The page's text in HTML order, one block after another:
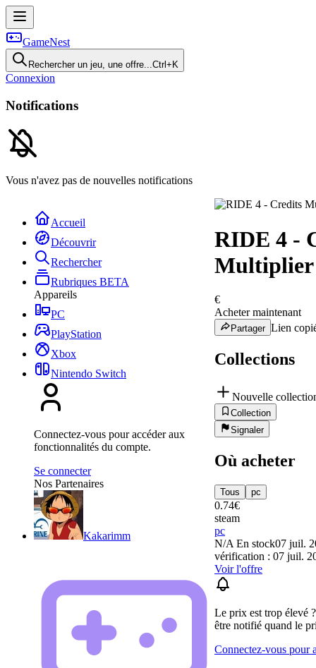
GameNest
Rechercher un jeu, une offre...Ctrl+K
Connexion
Notifications
Vous n'avez pas de nouvelles notifications
Accueil
Découvrir
Rechercher
Rubriques BETA
Appareils
PC
PlayStation
Xbox
Nintendo Switch
Connectez-vous pour accéder aux
fonctionnalités du compte.
Se connecter
Nos Partenaires
Kakarimm
RIDE 4 -
Multiplier
€
Acheter maintenant
Partager Lien
Collections
Nouvelle
Collection
Signaler
Où acheter
Tous pc
0.74€
steam
pc
N/A En stock07 juil.
vérification : 07 juil.
Voir l'offre
Le prix est trop élevé
être notifié quand le
Connectez-vous pour